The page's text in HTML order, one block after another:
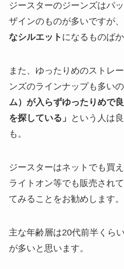
ジースターのジーンズはパ
ザインのものが多いですが
なシルエット になるものばか
また、ゆったりめのストレ
ンズのラインナップも多いの
ム）が入らずゆったりめで
を探している」
という人は
も。
ジースターはネットでも買
ライトオン等でも販売され
てみることをお勧めします。
主な年齢層は20代前半くら
が多いと思います。